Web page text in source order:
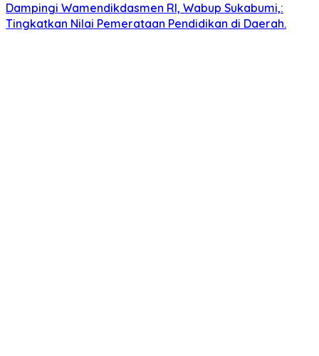
Dampingi Wamendikdasmen RI, Wabup Sukabumi,:
Tingkatkan Nilai Pemerataan Pendidikan di Daerah.